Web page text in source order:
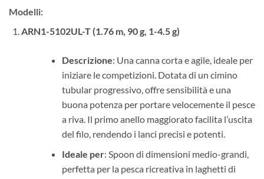
Modelli:
ARN1-5102UL-T (1.76 m, 90 g, 1-4.5 g)
Descrizione: Una canna corta e agile, ideale per
iniziare le competizioni. Dotata di un cimino
tubular progressivo, offre sensibilità e una
buona potenza per portare velocemente il pesce
a riva. Il primo anello maggiorato facilita l’uscita
del filo, rendendo i lanci precisi e potenti.
Ideale per: Spoon di dimensioni medio-grandi,
perfetta per la pesca ricreativa in laghetti di